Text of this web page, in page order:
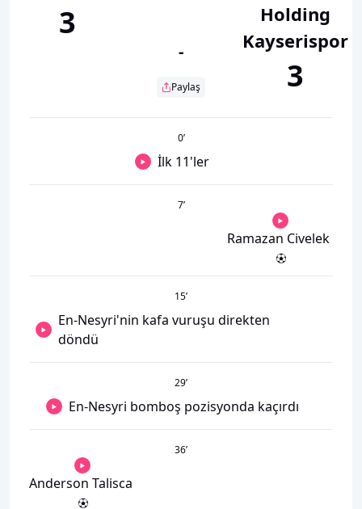
3
-
Paylaş
Holding
Kayserispor
3
0’
İlk 11'ler
7’
Ramazan Civelek
15’
En-Nesyri'nin kafa vuruşu direkten
döndü
29’
En-Nesyri bomboş pozisyonda kaçırdı
36’
Anderson Talisca